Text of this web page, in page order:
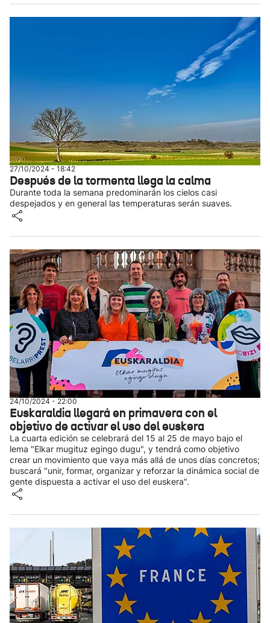
27/10/2024 - 18:42
Después de la tormenta llega la calma
Durante toda la semana predominarán los cielos casi
despejados y en general las temperaturas serán suaves.
24/10/2024 - 22:00
Euskaraldia llegará en primavera con el
objetivo de activar el uso del euskera
La cuarta edición se celebrará del 15 al 25 de mayo bajo el
lema "Elkar mugituz egingo dugu", y tendrá como objetivo
crear un movimiento que vaya más allá de unos días concretos;
buscará "unir, formar, organizar y reforzar la dinámica social de
gente dispuesta a activar el uso del euskera".